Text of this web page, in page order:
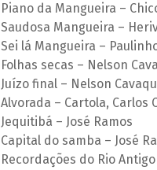
Piano da Mangueira –
Saudosa Mangueira –
Sei lá Mangueira –
Folhas secas – Nelson
Juízo final – Nelson
Alvorada – Cartola, Carlos
Jequitibá – José Ramos
Capital do samba – José
Recordações do Rio